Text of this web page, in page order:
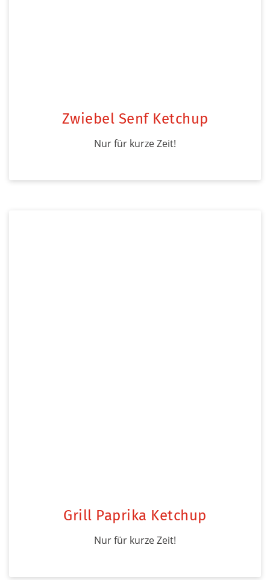
Zwiebel Senf Ketchup
Nur für kurze Zeit!
Grill Paprika Ketchup
Nur für kurze Zeit!